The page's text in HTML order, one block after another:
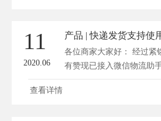
11
2020.06
产品 | 快递发货支持使
各位商家大家好： 经过紧
有赞现已接入微信物流助
查看详情